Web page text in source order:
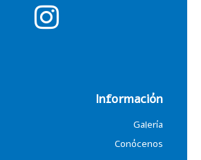
Información
Galería
Conócenos